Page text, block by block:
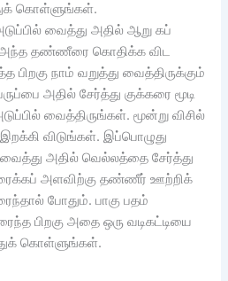
கொள்ளுங்கள்.
வைத்து அதில் ஆறு கப்
தண்ணீரை கொதிக்க விட
நாம் வறுத்து வைத்திருக்கும்
அதில் சேர்த்து குக்கரை மூடி
வைத்திருங்கள். மூன்று விசில்
விடுங்கள். இப்பொழுது
வைத்து அதில் வெல்லத்தை சேர்த்து
அளவிற்கு தண்ணீர் ஊற்றிக்
போதும். பாகு பதம்
பிறகு அதை ஒரு வடிகட்டியை
கொள்ளுங்கள்.